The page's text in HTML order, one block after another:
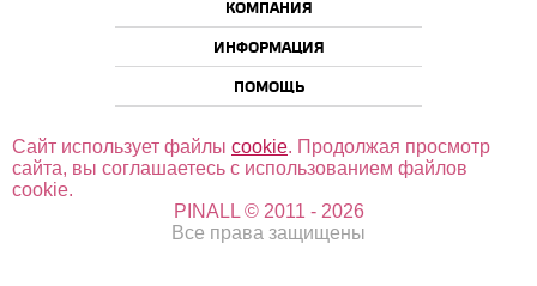
КОМПАНИЯ
ИНФОРМАЦИЯ
ПОМОЩЬ
Сайт использует файлы cookie. Продолжая просмотр
сайта, вы соглашаетесь с использованием файлов
cookie.
PINALL © 2011 - 2026
Все права защищены